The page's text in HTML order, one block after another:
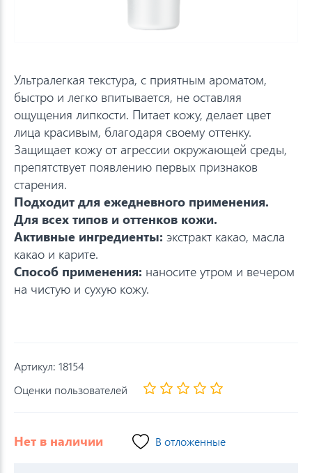
Ультралегкая текстура, с приятным ароматом,
быстро и легко впитывается, не оставляя
ощущения липкости. Питает кожу, делает цвет
лица красивым, благодаря своему оттенку.
Защищает кожу от агрессии окружающей среды,
препятствует появлению первых признаков
старения.
Подходит для ежедневного применения.
Для всех типов и оттенков кожи.
Активные ингредиенты: экстракт какао, масла
какао и карите.
Способ применения: наносите утром и вечером
на чистую и сухую кожу.
Артикул: 18154
Оценки пользователей
Нет в наличии В отложенные